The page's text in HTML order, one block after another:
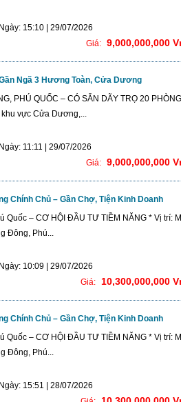
Ngày: 15:10 | 29/07/2026
Giá: 9,000,000,000
Ngã 3 Hương Toàn, Cửa Dương
PHÚ QUỐC – CÓ SẴN DÃY TRỌ 20
khu vực Cửa Dương,...
Ngày: 11:11 | 29/07/2026
Giá: 9,000,000,000
Chính Chủ – Gần Chợ, Tiện Kinh Doanh
– CƠ HỘI ĐẦU TƯ TIỀM NĂNG * Vị trí:
Đông, Phú...
Ngày: 10:09 | 29/07/2026
Giá:
10,300,000,000
Chính Chủ – Gần Chợ, Tiện Kinh Doanh
– CƠ HỘI ĐẦU TƯ TIỀM NĂNG * Vị trí:
Đông, Phú...
Ngày: 15:51 | 28/07/2026